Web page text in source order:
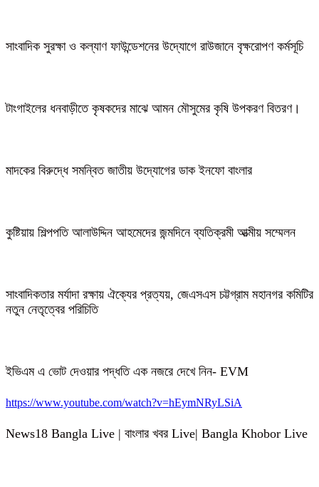
সাংবাদিক সুরক্ষা ও কল্যাণ ফাউন্ডেশনের উদ্যোগে রাউজানে বৃক্ষরোপণ কর্মসূচি
টাংগাইলের ধনবাড়ীতে কৃষকদের মাঝে আমন মৌসুমের কৃষি উপকরণ বিতরণ।
মাদকের বিরুদ্ধে সমন্বিত জাতীয় উদ্যোগের ডাক ইনফো বাংলার
কুষ্টিয়ায় শিল্পপতি আলাউদ্দিন আহমেদের জন্মদিনে ব্যতিক্রমী আত্মীয় সম্মেলন
সাংবাদিকতার মর্যাদা রক্ষায় ঐক্যের প্রত্যয়, জেএসএস চট্টগ্রাম মহানগর কমিটির
নতুন নেতৃত্বের পরিচিতি
ইভিএম এ ভোট দেওয়ার পদ্ধতি এক নজরে দেখে নিন- EVM
https://www.youtube.com/watch?v=hEymNRyLSiA
News18 Bangla Live | বাংলার খবর Live| Bangla Khobor Live